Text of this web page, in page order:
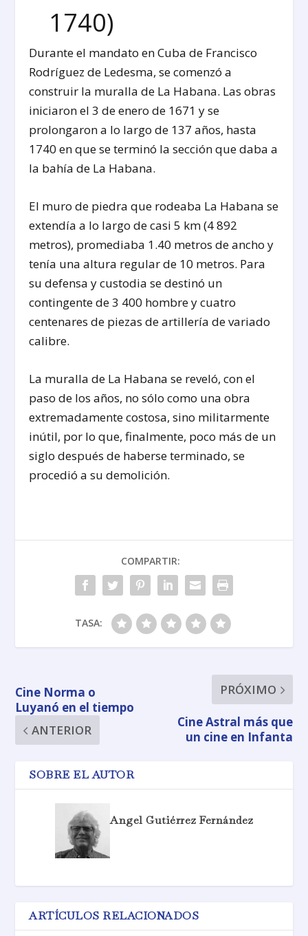
1740)
Durante el mandato en Cuba de Francisco
Rodríguez de Ledesma, se comenzó a
construir la muralla de La Habana. Las obras
iniciaron el 3 de enero de 1671 y se
prolongaron a lo largo de 137 años, hasta
1740 en que se terminó la sección que daba a
la bahía de La Habana.
El muro de piedra que rodeaba La Habana se
extendía a lo largo de casi 5 km (4 892
metros), promediaba 1.40 metros de ancho y
tenía una altura regular de 10 metros. Para
su defensa y custodia se destinó un
contingente de 3 400 hombre y cuatro
centenares de piezas de artillería de variado
calibre.
La muralla de La Habana se reveló, con el
paso de los años, no sólo como una obra
extremadamente costosa, sino militarmente
inútil, por lo que, finalmente, poco más de un
siglo después de haberse terminado, se
procedió a su demolición.
COMPARTIR:
TASA:
Cine Norma o
Luyanó en el tiempo
ANTERIOR
PRÓXIMO
Cine Astral más que
un cine en Infanta
SOBRE EL AUTOR
Angel Gutiérrez Fernández
ARTÍCULOS RELACIONADOS